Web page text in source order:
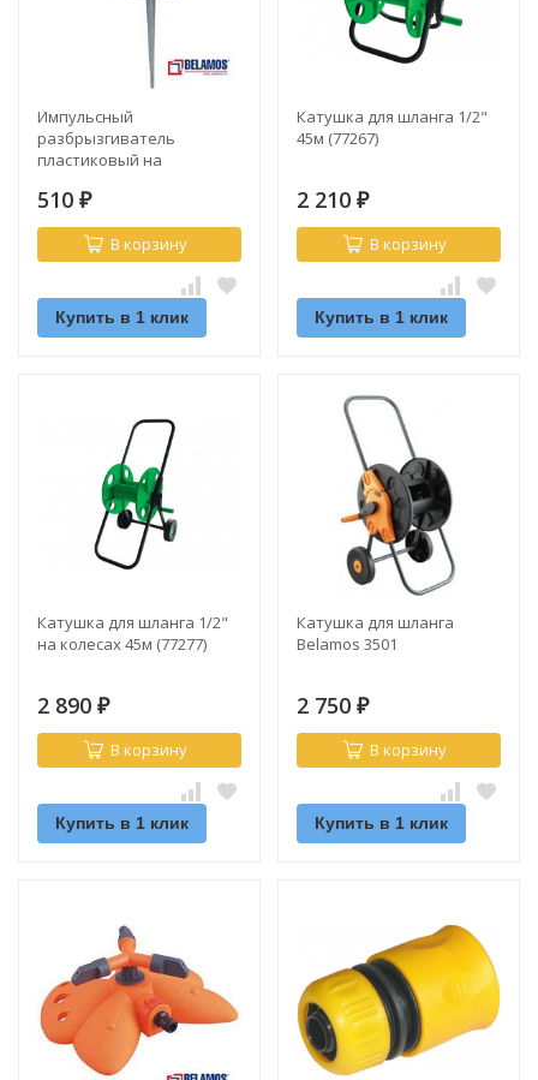
Импульсный
разбрызгиватель
пластиковый на
(8104D)
510 ₽
В корзину
Купить в 1 клик
Катушка для шланга 1/2"
45м (77267)
2 210 ₽
В корзину
Купить в 1 клик
Катушка для шланга 1/2"
на колесах 45м (77277)
2 890 ₽
В корзину
Купить в 1 клик
Катушка для шланга
Belamos 3501
2 750 ₽
В корзину
Купить в 1 клик